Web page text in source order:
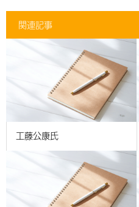
関連記事
工藤公康氏